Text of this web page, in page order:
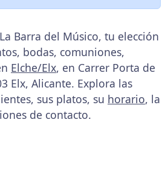
Barra del Músico, tu elección
bodas, comuniones,
Elche/Elx, en Carrer Porta de
Elx, Alicante. Explora las
sus platos, su horario, la
de contacto.